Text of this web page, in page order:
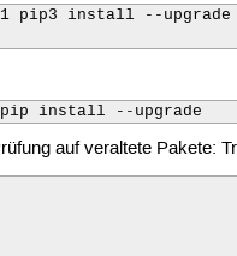
install --upgrade
install --upgrade
auf veraltete Pakete: